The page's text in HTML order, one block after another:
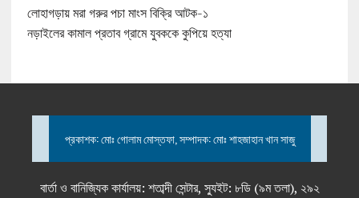
লোহাগড়ায় মরা গরুর পচা মাংস বিক্রি আটক-১
নড়াইলের কামাল প্রতাব গ্রামে যুবককে কুপিয়ে হত্যা
প্রকাশক: মোঃ গোলাম মোস্তফা, সম্পাদক: মোঃ শাহজাহান খান সাজু
বার্তা ও বানিজ্যিক কার্যালয়: শতাব্দী সেন্টার, স্যুইট: ৮ডি (৯ম তলা), ২৯২